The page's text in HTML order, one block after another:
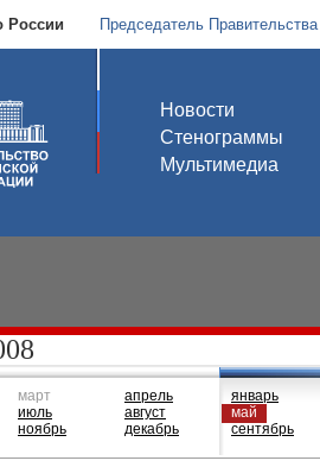
России Председатель Правительства
Новости
Стенограммы
Мультимедиа
март
июль
ноябрь
апрель
август
декабрь
январь
май
сентябрь